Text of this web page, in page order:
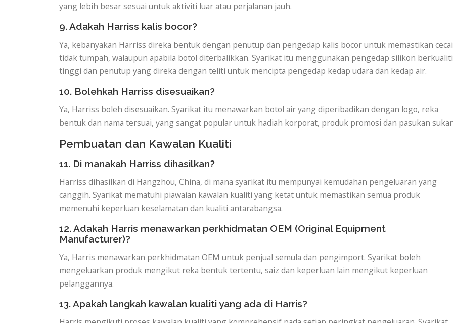
yang lebih besar sesuai untuk aktiviti luar atau perjalanan jauh.
9. Adakah Harriss kalis bocor?
Ya, kebanyakan Harriss direka bentuk dengan penutup dan pengedap kalis bocor untuk memastikan
tidak tumpah, walaupun apabila botol diterbalikkan. Syarikat itu menggunakan pengedap silikon berkualiti
tinggi dan penutup yang direka dengan teliti untuk mencipta pengedap kedap udara dan kedap air.
10. Bolehkah Harriss disesuaikan?
Ya, Harriss boleh disesuaikan. Syarikat itu menawarkan botol air yang diperibadikan dengan logo, reka
bentuk dan nama tersuai, yang sangat popular untuk hadiah korporat, produk promosi dan pasukan
Pembuatan dan Kawalan Kualiti
11. Di manakah Harriss dihasilkan?
Harriss dihasilkan di Hangzhou, China, di mana syarikat itu mempunyai kemudahan pengeluaran yang
canggih. Syarikat mematuhi piawaian kawalan kualiti yang ketat untuk memastikan semua produk
memenuhi keperluan keselamatan dan kualiti antarabangsa.
12. Adakah Harris menawarkan perkhidmatan OEM (Original Equipment
Manufacturer)?
Ya, Harris menawarkan perkhidmatan OEM untuk penjual semula dan pengimport. Syarikat boleh
mengeluarkan produk mengikut reka bentuk tertentu, saiz dan keperluan lain mengikut keperluan
pelanggannya.
13. Apakah langkah kawalan kualiti yang ada di Harris?